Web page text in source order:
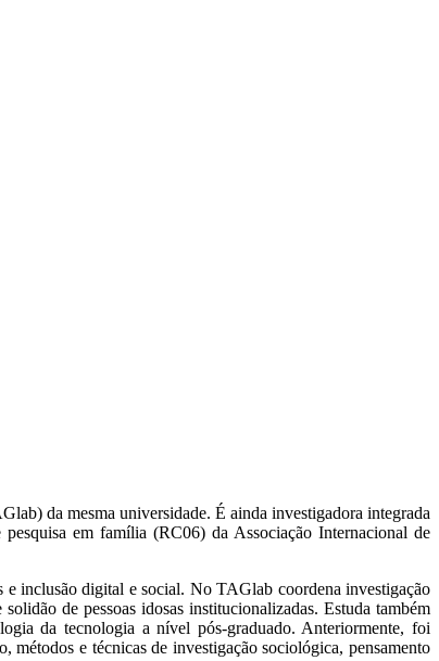
da mesma universidade. É ainda investigadora integrada
em família (RC06) da Associação Internacional de
e inclusão digital e social. No TAGlab coordena investigação
de pessoas idosas institucionalizadas. Estuda também
da tecnologia a nível pós-graduado. Anteriormente, foi
e técnicas de investigação sociológica, pensamento